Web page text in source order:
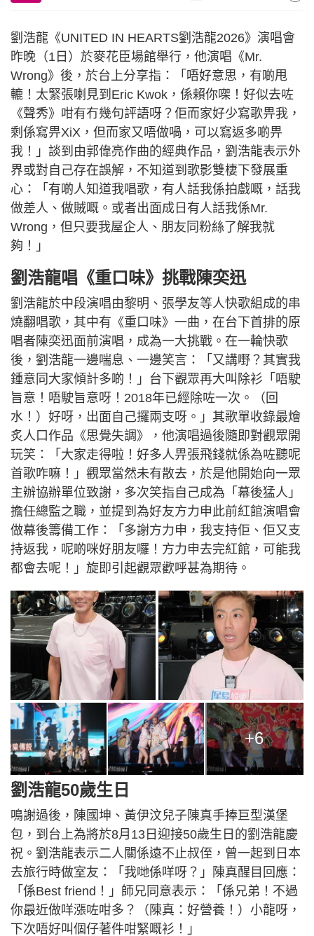
劉浩龍《UNITED IN HEARTS劉浩龍2026》演唱會
昨晚（1日）於麥花臣場館舉行，他演唱《Mr.
Wrong》後，於台上分享指：「唔好意思，有啲甩
轆！太緊張喇見到Eric Kwok，係賴你㗎！好似去咗
《聲秀》咁有冇幾句評語呀？佢而家好少寫歌畀我，
剩係寫畀XiX，但而家又唔做喎，可以寫返多啲畀
我！」談到由郭偉亮作曲的經典作品，劉浩龍表示外
界或對自己存在誤解，不知道到歌影雙棲下發展重
心：「有啲人知道我唱歌，有人話我係拍戲嘅，話我
做差人、做賊嘅。或者出面成日有人話我係Mr.
Wrong，但只要我屋企人、朋友同粉絲了解我就
夠！」
劉浩龍唱《重口味》挑戰陳奕迅
劉浩龍於中段演唱由黎明、張學友等人快歌組成的串
燒翻唱歌，其中有《重口味》一曲，在台下首排的原
唱者陳奕迅面前演唱，成為一大挑戰。在一輪快歌
後，劉浩龍一邊喘息、一邊笑言：「又講嘢？其實我
鍾意同大家傾計多啲！」台下觀眾再大叫除衫「唔駛
旨意！唔駛旨意呀！2018年已經除咗一次。（回
水！）好呀，出面自己攞兩支呀。」其歌單收錄最燴
炙人口作品《思覺失調》，他演唱過後隨即對觀眾開
玩笑：「大家走得啦！好多人畀張飛錢就係為咗聽呢
首歌咋嘛！」觀眾當然未有散去，於是他開始向一眾
主辦協辦單位致謝，多次笑指自己成為「幕後猛人」
擔任總監之職，並提到為好友方力申此前紅館演唱會
做幕後籌備工作：「多謝方力申，我支持佢、佢又支
持返我，呢啲咪好朋友囉！方力申去完紅館，可能我
都會去呢！」旋即引起觀眾歡呼甚為期待。
+6
劉浩龍50歲生日
鳴謝過後，陳國坤、黃伊汶兒子陳真手捧巨型漢堡
包，到台上為將於8月13日迎接50歲生日的劉浩龍慶
祝。劉浩龍表示二人關係遠不止叔侄，曾一起到日本
去旅行時做室友：「我哋係咩呀？」陳真醒目回應：
「係Best friend！」師兄同意表示：「係兄弟！不過
你最近做咩漲咗咁多？（陳真：好營養！）小龍呀，
下次唔好叫個仔著件咁緊嘅衫！」